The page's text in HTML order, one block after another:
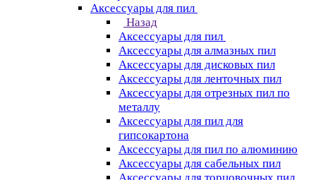
Аксессуары для пил
Назад
Аксессуары для пил
Аксессуары для алмазных пил
Аксессуары для дисковых пил
Аксессуары для ленточных пил
Аксессуары для отрезных пил по
металлу
Аксессуары для пил для
гипсокартона
Аксессуары для пил по алюминию
Аксессуары для сабельных пил